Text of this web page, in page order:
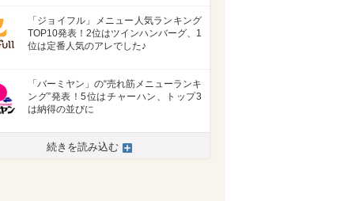
「ジョイフル」メニュー人気ランキング
TOP10発表！2位はツインハンバーグ、1
位は定番人気のアレでした♪
「バーミヤン」の“売れ筋メニューランキ
ング”発表！5位はチャーハン、トップ3
は納得の並びに
続きを読み込む